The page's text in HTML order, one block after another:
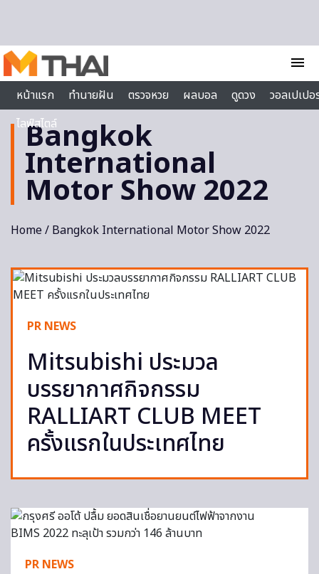
menu
หน้าแรก
ทำนายฝัน ตรวจหวย ผลบอล ดูดวง
วอลเปเป
ไลฟ์สไตล์
Bangkok
International
Motor Show 2022
Home/ Bangkok International Motor Show 2022
PR NEWS
Mitsubishi ประมวล
บรรยากาศกิจกรรม
RALLIART CLUB MEET
ครั้งแรกในประเทศไทย
PR NEWS